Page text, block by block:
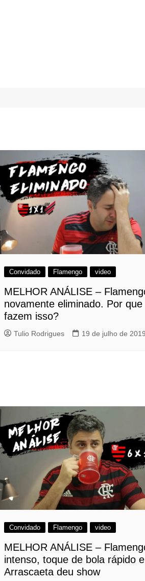
Convidado Flamengo video
MELHOR ANÁLISE –
novamente eliminado. Por que
fazem isso?
Tulio Rodrigues 19 de julho de 2019
Convidado Flamengo video
MELHOR ANÁLISE –
intenso, toque de bola rápido e
Arrascaeta deu show